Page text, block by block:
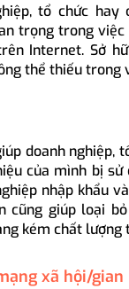
tổ chức hay
trọng trong việc
Internet. Sở
thể thiếu trong
doanh nghiệp,
của mình bị sử
nhập khẩu
cũng giúp loại
kém chất
xã hội/